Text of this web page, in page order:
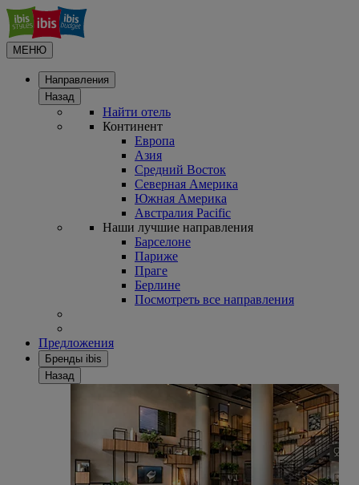
МЕНЮ
Направления
Назад
Найти отель
Континент
Европа
Азия
Средний Восток
Северная Америка
Южная Америка
Австралия Pacific
Наши лучшие направления
Барселоне
Париже
Праге
Берлине
Посмотреть все направления
Предложения
Бренды ibis
Назад